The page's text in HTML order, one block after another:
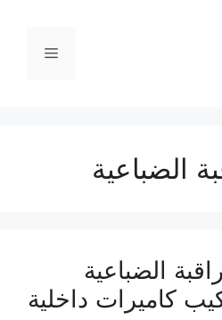
الضباعية
الضباعية
تركيب كاميرات داخلية